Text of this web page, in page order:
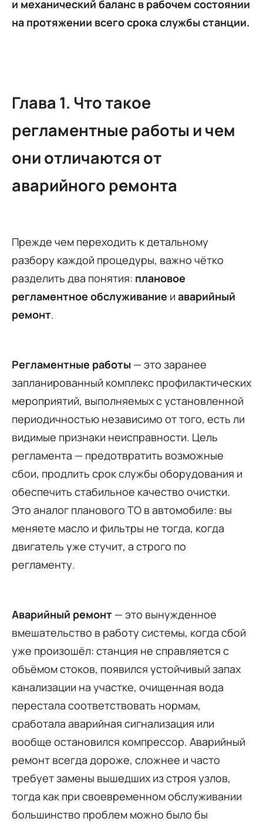
и механический баланс в рабочем состоянии
на протяжении всего срока службы станции.
Глава 1. Что такое
регламентные работы и чем
они отличаются от
аварийного ремонта
Прежде чем переходить к детальному
разбору каждой процедуры, важно чётко
разделить два понятия: плановое
регламентное обслуживание и аварийный
ремонт.
Регламентные работы — это заранее
запланированный комплекс профилактических
мероприятий, выполняемых с установленной
периодичностью независимо от того, есть ли
видимые признаки неисправности. Цель
регламента — предотвратить возможные
сбои, продлить срок службы оборудования и
обеспечить стабильное качество очистки.
Это аналог планового ТО в автомобиле: вы
меняете масло и фильтры не тогда, когда
двигатель уже стучит, а строго по
регламенту.
Аварийный ремонт — это вынужденное
вмешательство в работу системы, когда сбой
уже произошёл: станция не справляется с
объёмом стоков, появился устойчивый запах
канализации на участке, очищенная вода
перестала соответствовать нормам,
сработала аварийная сигнализация или
вообще остановился компрессор. Аварийный
ремонт всегда дороже, сложнее и часто
требует замены вышедших из строя узлов,
тогда как при своевременном обслуживании
большинство проблем можно было бы